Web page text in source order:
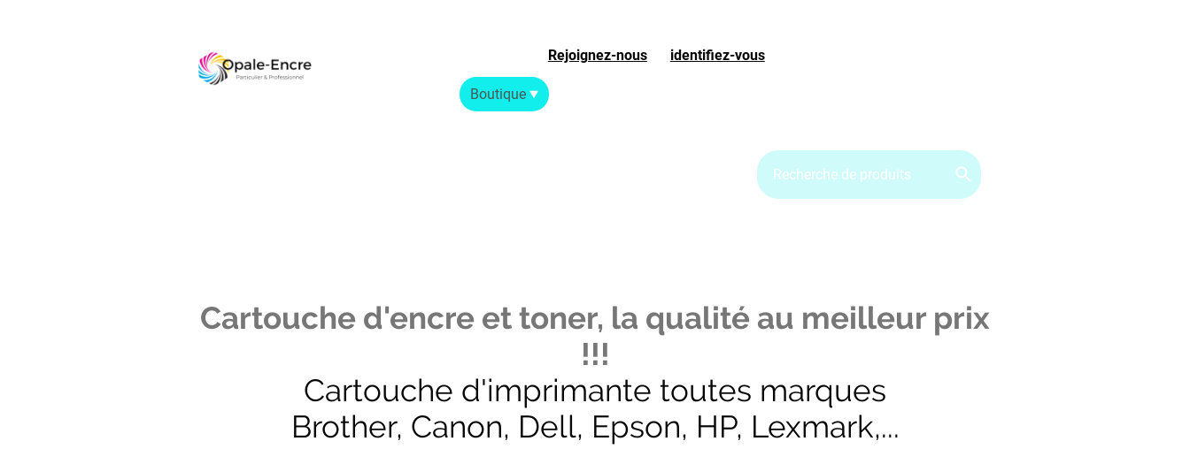
Rejoignez-nousou identifiez-vous
Boutique
Cartouche d'encre et toner, la qualité au meilleur prix
!!!
Cartouche d'imprimante toutes marques
Brother, Canon, Dell, Epson, HP, Lexmark,...